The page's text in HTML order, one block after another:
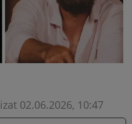
02.06.2026, 10:47